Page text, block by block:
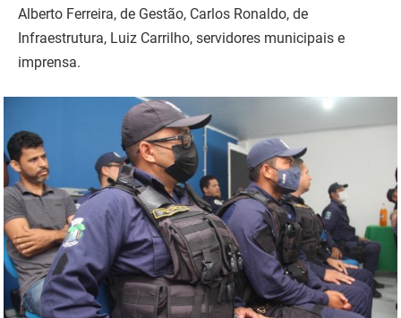
Alberto Ferreira, de Gestão, Carlos Ronaldo, de
Infraestrutura, Luiz Carrilho, servidores municipais e
imprensa.